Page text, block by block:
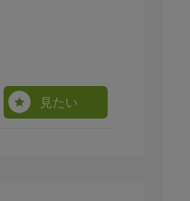
見たい